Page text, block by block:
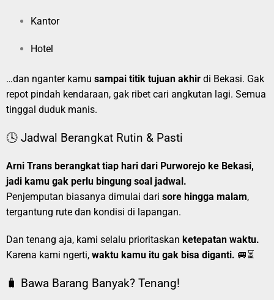
Kantor
Hotel
…dan nganter kamu sampai titik tujuan akhir di Bekasi. Gak
repot pindah kendaraan, gak ribet cari angkutan lagi. Semua
tinggal duduk manis.
🕓 Jadwal Berangkat Rutin & Pasti
Arni Trans berangkat tiap hari dari Purworejo ke Bekasi,
jadi kamu gak perlu bingung soal jadwal.
Penjemputan biasanya dimulai dari sore hingga malam,
tergantung rute dan kondisi di lapangan.
Dan tenang aja, kami selalu prioritaskan ketepatan waktu.
Karena kami ngerti, waktu kamu itu gak bisa diganti. 🚐⏳
🧳 Bawa Barang Banyak? Tenang!